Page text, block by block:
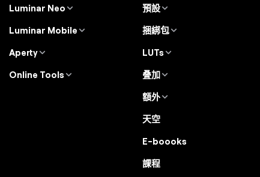
Luminar Neo
特點
專業工具
Luminar Mobile
Luminar for iPhone
Aperty
Online Tools
預設
Luminar Neo Presets
捆綁包
LUTs
Luminar Neo LUTs
叠加
紋理
背景
額外
别的軟件
天空
E-boooks
課程